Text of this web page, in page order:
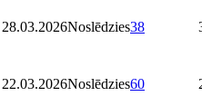
28.03.2026Noslēdzies38
22.03.2026Noslēdzies60